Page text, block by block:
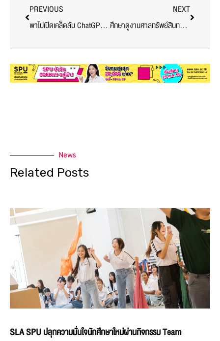
PREVIOUS
พาไปเปิดเคล็ดลับ ChatGPT ล้ำหน้าไปกับ สุดยอดเทคโนโลยี Intelligent AI Assistant เพื่อการสอนยุคดิจิทัล อัพทุกสกิลให้ตอบโจทย์ ผู้เรียนแบบไม่มีตกเทรนด์ !
NEXT
ศึกษาดูงานศาลทรัพย์สินทางปัญญาและการค้าระหว่างประเทศกลาง
News
Related Posts
SLA SPU ปลุกความมั่นใจนักศึกษาใหม่ผ่านกิจกรรม Team